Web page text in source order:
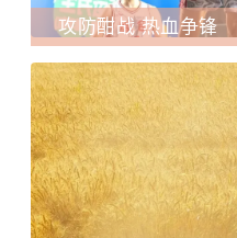
攻防酣战 热血争锋